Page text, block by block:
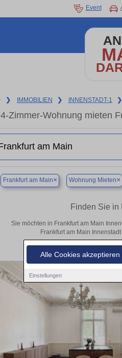
Alle Cookies akzeptieren
Einstellungen
Event
❯ IMMOBILIEN ❯ INNENSTADT-1 ❯
4-Zimmer-Wohnung mieten
Frankfurt am Main× Wohnung Mieten×
Finden Sie in
Sie möchten in Frankfurt am Main
Frankfurt am Main